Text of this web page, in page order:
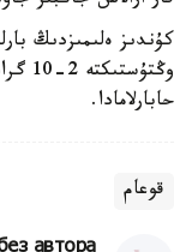
كۇندىز ەلىمىزدىڭ
حابارلامادا.
قوعام